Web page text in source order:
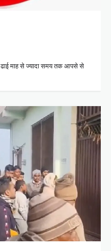
ढाई माह से ज्यादा समय तक आपसे से